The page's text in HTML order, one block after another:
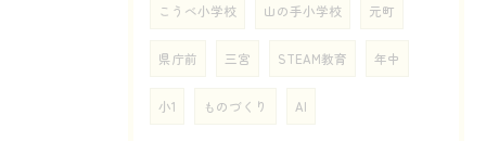
こうべ小学校 山の手小学校 元町
県庁前 三宮 STEAM教育 年中
小1 ものづくり AI